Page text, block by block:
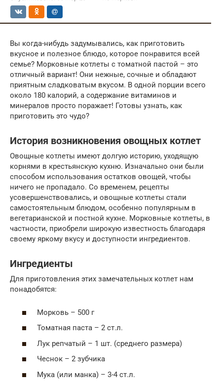
Вы когда-нибудь задумывались, как приготовить
вкусное и полезное блюдо, которое понравится всей
семье? Морковные котлеты с томатной пастой – это
отличный вариант! Они нежные, сочные и обладают
приятным сладковатым вкусом. В одной порции всего
около 180 калорий, а содержание витаминов и
минералов просто поражает! Готовы узнать, как
приготовить это чудо?
История возникновения овощных котлет
Овощные котлеты имеют долгую историю, уходящую
корнями в крестьянскую кухню. Изначально они были
способом использования остатков овощей, чтобы
ничего не пропадало. Со временем, рецепты
усовершенствовались, и овощные котлеты стали
самостоятельным блюдом, особенно популярным в
вегетарианской и постной кухне. Морковные котлеты, в
частности, приобрели широкую известность благодаря
своему яркому вкусу и доступности ингредиентов.
Ингредиенты
Для приготовления этих замечательных котлет нам
понадобятся:
Морковь – 500 г
Томатная паста – 2 ст.л.
Лук репчатый – 1 шт. (среднего размера)
Чеснок – 2 зубчика
Мука (или манка) – 3-4 ст.л.